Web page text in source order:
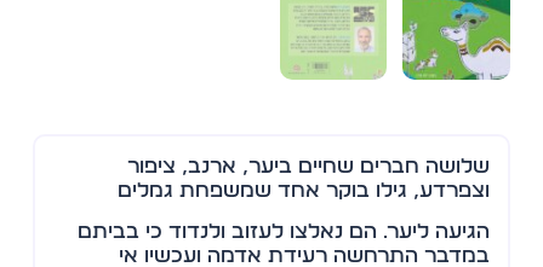
שלושה חברים שחיים ביער, ארנב, ציפור
וצפרדע, גילו בוקר אחד שמשפחת גמלים
הגיעה ליער. הם נאלצו לעזוב ולנדוד כי בביתם
במדבר התרחשה רעידת אדמה ועכשיו אי